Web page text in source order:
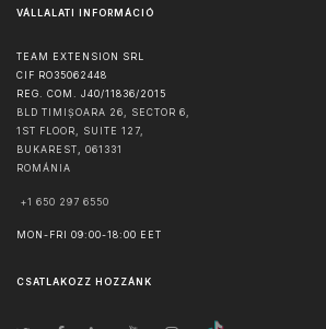
VÁLLALATI INFORMÁCIÓ
TEAM EXTENSION SRL
CIF RO35062448
REG. COM. J40/11836/2015
BLD TIMIȘOARA 26, SECTOR 6,
1ST FLOOR, SUITE 127,
BUKAREST
061331
ROMÁNIA
+1 650 297 6550
MON-FRI 09:00-18:00 EET
CSATLAKOZZ HOZZÁNK